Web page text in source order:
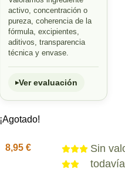
activo, concentración o
pureza, coherencia de la
fórmula, excipientes,
aditivos, transparencia
técnica y envase.
Ver evaluación
¡Agotado!
8,95 €
Sin
todavía